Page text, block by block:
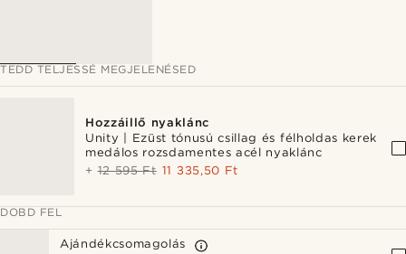
TEDD TELJESSÉ MEGJELENÉSED
Hozzáillő nyaklánc
Unity | Ezüst tónusú csillag és félholdas kerek
medálos rozsdamentes acél nyaklánc
+12 595 Ft 11 335,50 Ft
DOBD FEL
Ajándékcsomagolás